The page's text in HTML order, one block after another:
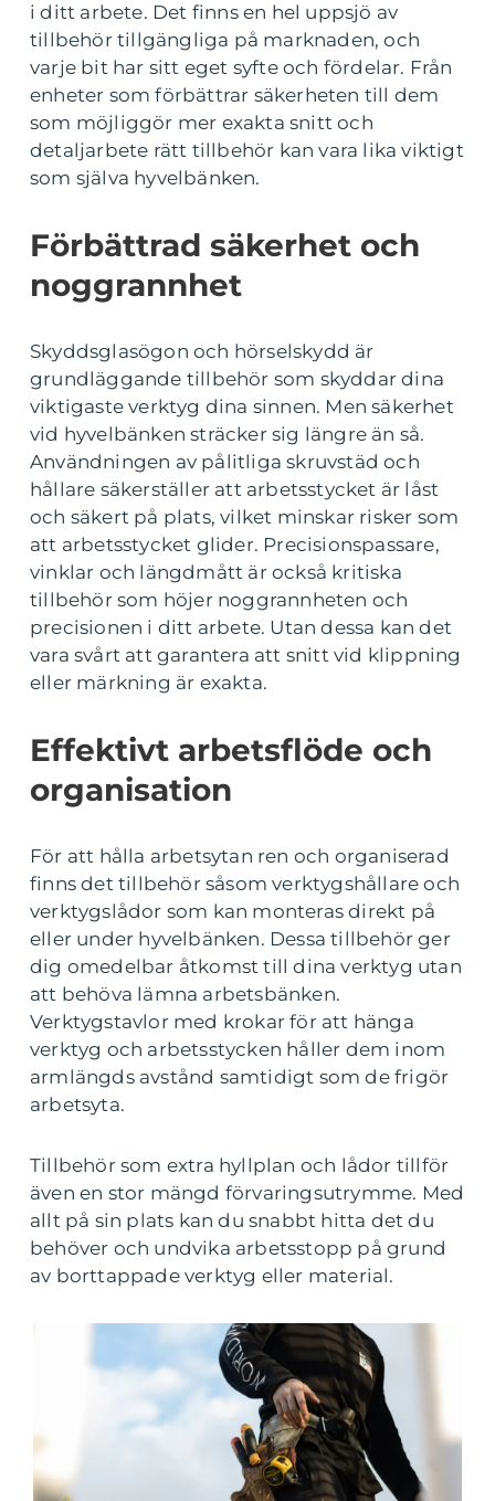
i ditt arbete. Det finns en hel uppsjö av
tillbehör tillgängliga på marknaden, och
varje bit har sitt eget syfte och fördelar. Från
enheter som förbättrar säkerheten till dem
som möjliggör mer exakta snitt och
detaljarbete rätt tillbehör kan vara lika viktigt
som själva hyvelbänken.
Förbättrad säkerhet och
noggrannhet
Skyddsglasögon och hörselskydd är
grundläggande tillbehör som skyddar dina
viktigaste verktyg dina sinnen. Men säkerhet
vid hyvelbänken sträcker sig längre än så.
Användningen av pålitliga skruvstäd och
hållare säkerställer att arbetsstycket är låst
och säkert på plats, vilket minskar risker som
att arbetsstycket glider. Precisionspassare,
vinklar och längdmått är också kritiska
tillbehör som höjer noggrannheten och
precisionen i ditt arbete. Utan dessa kan det
vara svårt att garantera att snitt vid klippning
eller märkning är exakta.
Effektivt arbetsflöde och
organisation
För att hålla arbetsytan ren och organiserad
finns det tillbehör såsom verktygshållare och
verktygslådor som kan monteras direkt på
eller under hyvelbänken. Dessa tillbehör ger
dig omedelbar åtkomst till dina verktyg utan
att behöva lämna arbetsbänken.
Verktygstavlor med krokar för att hänga
verktyg och arbetsstycken håller dem inom
armlängds avstånd samtidigt som de frigör
arbetsyta.
Tillbehör som extra hyllplan och lådor tillför
även en stor mängd förvaringsutrymme. Med
allt på sin plats kan du snabbt hitta det du
behöver och undvika arbetsstopp på grund
av borttappade verktyg eller material.